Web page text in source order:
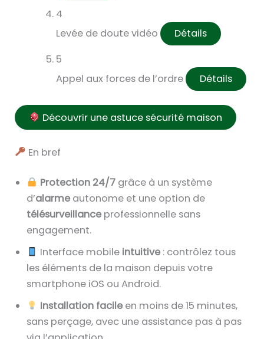
4
Levée de doute vidéo
Détails
5
Appel aux forces de l’ordre
Détails
Découvrir une astuce sécurité maison
En bref
Protection 24/7grâce à un système
d’alarme autonome et une option de
télésurveillance professionnelle sans
engagement.
Interface mobile intuitive: contrôlez tous
les éléments de la maison depuis votre
smartphone iOS ou Android.
Installation facileen moins de 15 minutes,
sans perçage, avec une assistance pas à pas